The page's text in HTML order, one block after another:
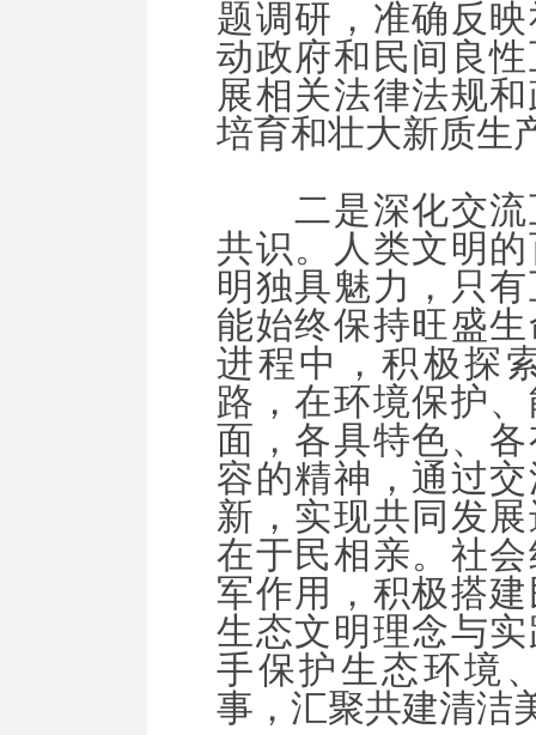
题调研，准确反
动政府和民间良
展相关法律法规
培育和壮大新质生
二是深化交流
共识。人类文明
明独具魅力，只
能始终保持旺盛
进程中，积极探
路，在环境保护
面，各具特色、
容的精神，通过
新，实现共同发
在于民相亲。社
军作用，积极搭
生态文明理念与
手保护生态环境
事，汇聚共建清洁